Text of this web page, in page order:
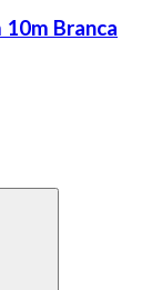
Branca